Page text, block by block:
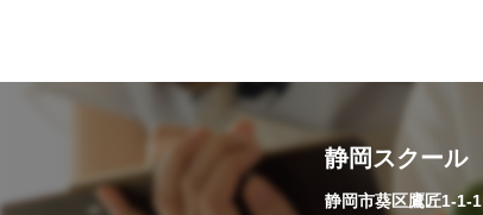
静岡スクール
静岡市葵区鷹匠1-1-1